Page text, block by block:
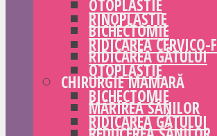
OTOPLASTIE
BICHECTOMIE
RIDICAREA GÂTULUI
CHIRURGIE MAMARĂ
MĂRIREA SÂNILOR
RINOPLASTIE
RIDICAREA CERVICO-
OTOPLASTIE
BICHECTOMIE
RIDICAREA GÂTULUI